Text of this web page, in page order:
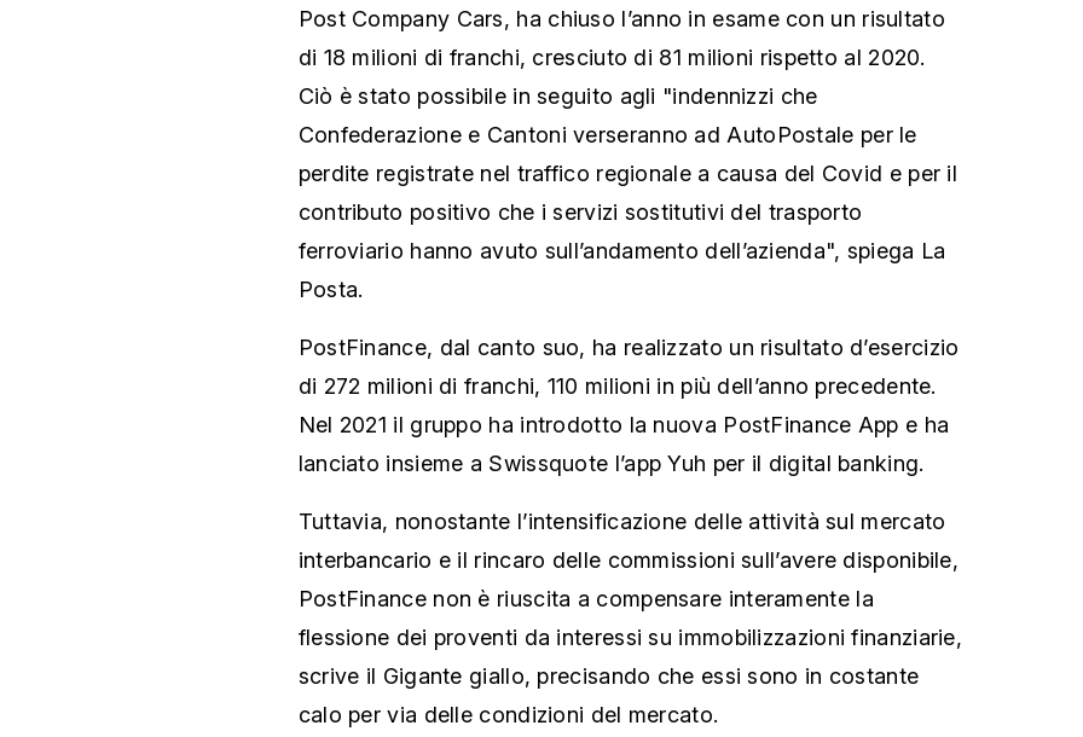
Post Company Cars, ha chiuso l’anno in esame con un risultato
di 18 milioni di franchi, cresciuto di 81 milioni rispetto al 2020.
Ciò è stato possibile in seguito agli "indennizzi che
Confederazione e Cantoni verseranno ad AutoPostale per le
perdite registrate nel traffico regionale a causa del Covid e per il
contributo positivo che i servizi sostitutivi del trasporto
ferroviario hanno avuto sull’andamento dell’azienda", spiega La
Posta.
PostFinance, dal canto suo, ha realizzato un risultato d’esercizio
di 272 milioni di franchi, 110 milioni in più dell’anno precedente.
Nel 2021 il gruppo ha introdotto la nuova PostFinance App e ha
lanciato insieme a Swissquote l’app Yuh per il digital banking.
Tuttavia, nonostante l’intensificazione delle attività sul mercato
interbancario e il rincaro delle commissioni sull’avere disponibile,
PostFinance non è riuscita a compensare interamente la
flessione dei proventi da interessi su immobilizzazioni finanziarie,
scrive il Gigante giallo, precisando che essi sono in costante
calo per via delle condizioni del mercato.